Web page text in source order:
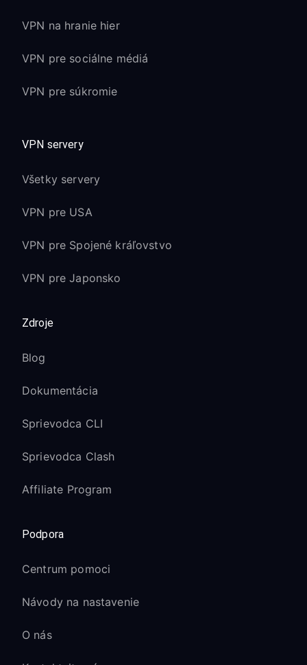
VPN na hranie hier
VPN pre sociálne médiá
VPN pre súkromie
VPN servery
Všetky servery
VPN pre USA
VPN pre Spojené kráľovstvo
VPN pre Japonsko
Zdroje
Blog
Dokumentácia
Sprievodca CLI
Sprievodca Clash
Affiliate Program
Podpora
Centrum pomoci
Návody na nastavenie
O nás